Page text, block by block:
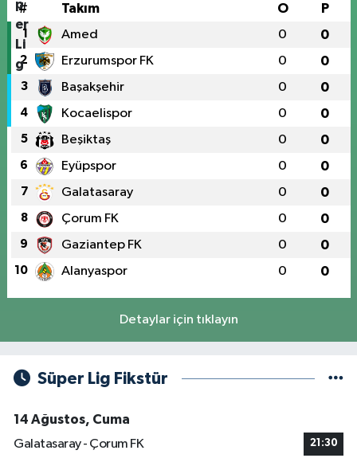
# Takım O P
1 Amed 0 0
2 Erzurumspor FK 0 0
3 Başakşehir 0 0
4 Kocaelispor 0 0
5 Beşiktaş 0 0
6 Eyüpspor 0 0
7 Galatasaray 0 0
8 Çorum FK 0 0
9 Gaziantep FK 0 0
10 Alanyaspor 0 0
Detaylar için tıklayın
Süper Lig Fikstür
14 Ağustos, Cuma
Galatasaray - Çorum FK
21:30